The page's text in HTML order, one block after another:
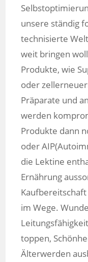
unsere ständig
technisierte
weit bringen
Produkte, wie
oder
Präparate und
werden
Produkte dann
oder
die Lektine
Ernährung
im Wege.
toppen,
Älterwerden